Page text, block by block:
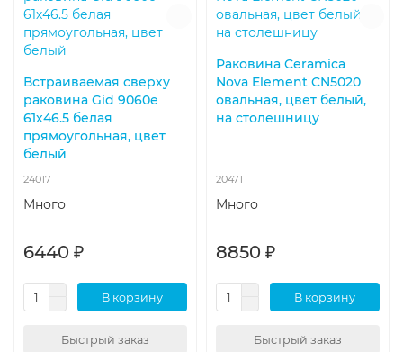
Встраиваемая сверху
раковина Gid 9060e
61х46.5 белая
прямоугольная, цвет
белый
24017
Много
6440 ₽
В корзину
Быстрый заказ
Раковина Ceramica
Nova Element CN5020
овальная, цвет белый,
на столешницу
20471
Много
8850 ₽
В корзину
Быстрый заказ